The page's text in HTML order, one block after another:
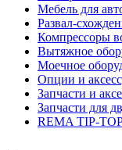
Мебель для
Развал-
Компрессоры
Вытяжное
Моечное
Опции и
Запчасти и
Запчасти для
REMA TIP-